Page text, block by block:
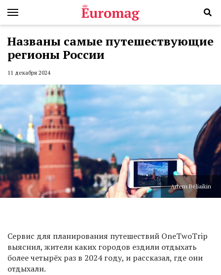
Названы самые путешествующие
регионы России
11 декабря 2024
Artem Beliaikin
Сервис для планирования путешествий OneTwoTrip
выяснил, жители каких городов ездили отдыхать
более четырёх раз в 2024 году, и рассказал, где они
отдыхали.